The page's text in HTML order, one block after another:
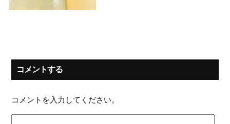
コメントする
コメントを入力してください。